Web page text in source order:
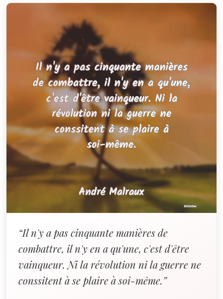
“Il n'y a pas cinquante manières de
combattre, il n'y en a qu'une, c'est d'être
vainqueur. Ni la révolution ni la guerre ne
conssitent à se plaire à soi-même.”